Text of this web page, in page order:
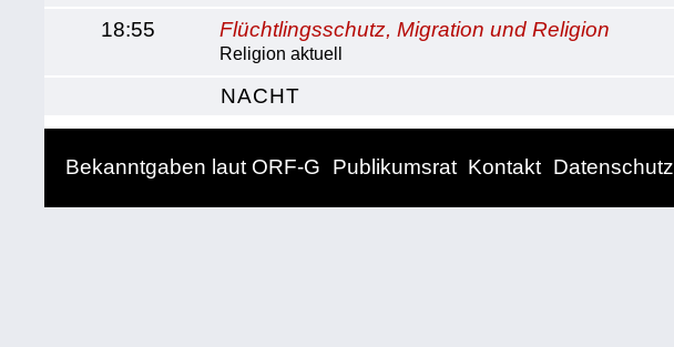
18:55
Flüchtlingsschutz, Migration und Religion
Religion aktuell
NACHT
Bekanntgaben laut ORF-G Publikumsrat Kontakt Datenschutz